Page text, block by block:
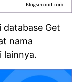
Get
nama
lainnya.